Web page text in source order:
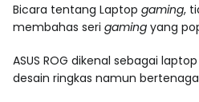
Bicara tentang Laptop gaming,
membahas seri gaming yang
ASUS ROG dikenal sebagai
desain ringkas namun